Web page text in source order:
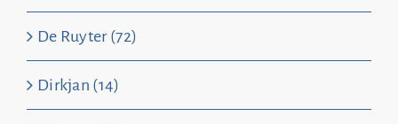
De Ruyter (72)
Dirkjan (14)